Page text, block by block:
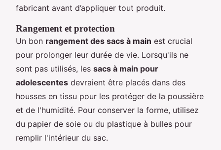
fabricant avant d’appliquer tout produit.
Rangement et protection
Un bon rangement des sacs à main est crucial
pour prolonger leur durée de vie. Lorsqu'ils ne
sont pas utilisés, les sacs à main pour
adolescentes devraient être placés dans des
housses en tissu pour les protéger de la poussière
et de l'humidité. Pour conserver la forme, utilisez
du papier de soie ou du plastique à bulles pour
remplir l'intérieur du sac.